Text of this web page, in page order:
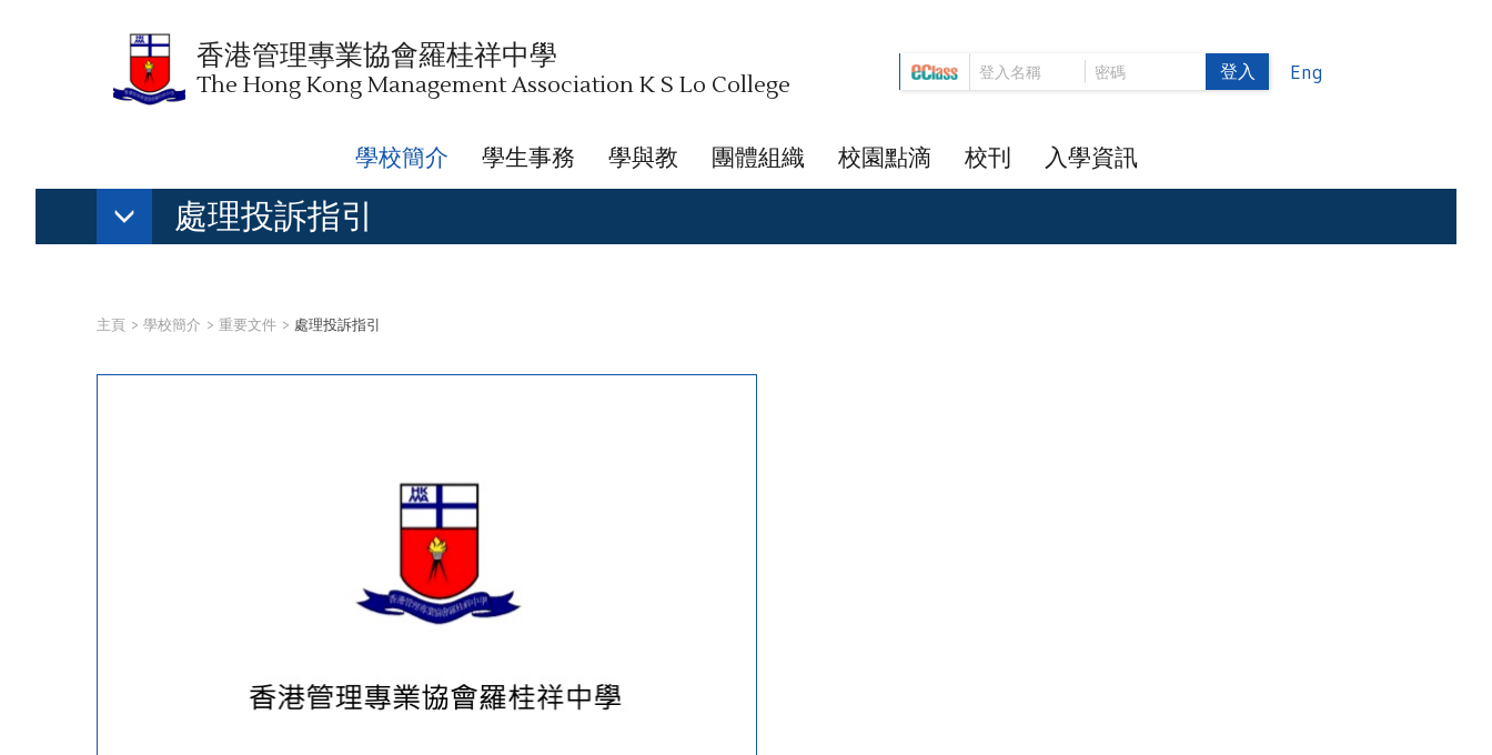
香港管理專業協會羅桂祥中學
The Hong Kong Management Association K S Lo College 登入 Eng
學校簡介 學生事務 學與教 團體組織 校園點滴 校刊 入學資訊
處理投訴指引
主頁 學校簡介 重要文件 處理投訴指引